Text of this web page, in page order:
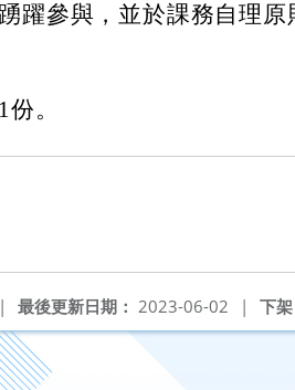
躍參與，並於課務自理原
。
下架
最後更新日期： 2023-06-02 |
|